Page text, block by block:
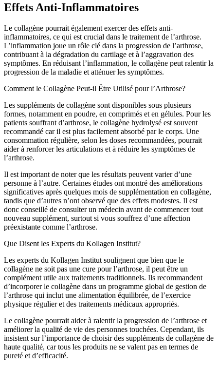
Effets Anti-Inflammatoires
Le collagène pourrait également exercer des effets anti-
inflammatoires, ce qui est crucial dans le traitement de l’arthrose.
L’inflammation joue un rôle clé dans la progression de l’arthrose,
contribuant à la dégradation du cartilage et à l’aggravation des
symptômes. En réduisant l’inflammation, le collagène peut ralentir la
progression de la maladie et atténuer les symptômes.
Comment le Collagène Peut-il Être Utilisé pour l’Arthrose?
Les suppléments de collagène sont disponibles sous plusieurs
formes, notamment en poudre, en comprimés et en gélules. Pour les
patients souffrant d’arthrose, le collagène hydrolysé est souvent
recommandé car il est plus facilement absorbé par le corps. Une
consommation régulière, selon les doses recommandées, pourrait
aider à renforcer les articulations et à réduire les symptômes de
l’arthrose.
Il est important de noter que les résultats peuvent varier d’une
personne à l’autre. Certaines études ont montré des améliorations
significatives après quelques mois de supplémentation en collagène,
tandis que d’autres n’ont observé que des effets modestes. Il est
donc conseillé de consulter un médecin avant de commencer tout
nouveau supplément, surtout si vous souffrez d’une affection
préexistante comme l’arthrose.
Que Disent les Experts du Kollagen Institut?
Les experts du Kollagen Institut soulignent que bien que le
collagène ne soit pas une cure pour l’arthrose, il peut être un
complément utile aux traitements traditionnels. Ils recommandent
d’incorporer le collagène dans un programme global de gestion de
l’arthrose qui inclut une alimentation équilibrée, de l’exercice
physique régulier et des traitements médicaux appropriés.
Le collagène pourrait aider à ralentir la progression de l’arthrose et
améliorer la qualité de vie des personnes touchées. Cependant, ils
insistent sur l’importance de choisir des suppléments de collagène de
haute qualité, car tous les produits ne se valent pas en termes de
pureté et d’efficacité.